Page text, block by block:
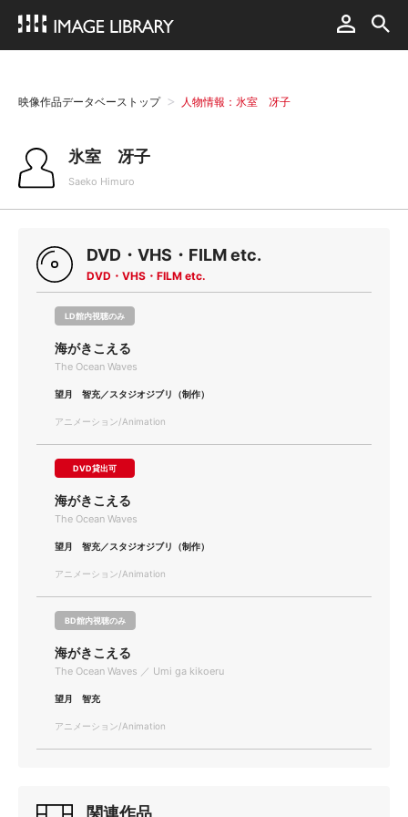
映像作品データベーストップ 人物情報：氷室 冴子
氷室 冴子
Saeko Himuro
DVD・VHS・FILM etc.
DVD・VHS・FILM etc.
LD館内視聴のみ
海がきこえる
The Ocean Waves
望月 智充／スタジオジブリ（制作）
アニメーション/Animation
DVD貸出可
海がきこえる
The Ocean Waves
望月 智充／スタジオジブリ（制作）
アニメーション/Animation
BD館内視聴のみ
海がきこえる
The Ocean Waves ／ Umi ga kikoeru
望月 智充
アニメーション/Animation
関連作品